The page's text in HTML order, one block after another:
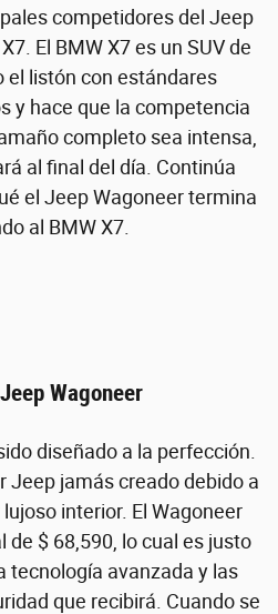
competidores del Jeep
El BMW X7 es un SUV de
el listón con estándares
y hace que la competencia
completo sea intensa,
al final del día. Continúa
el Jeep Wagoneer termina
al BMW X7.
Wagoneer
diseñado a la perfección.
Jeep jamás creado debido a
interior. El Wagoneer
de $ 68,590, lo cual es justo
tecnología avanzada y las
que recibirá. Cuando se